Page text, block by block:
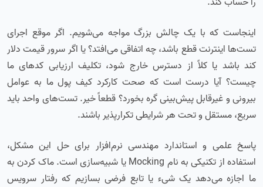
اینجاست که با یک چالش بزرگ مواجه می‌شویم. اگر موقع اجرای
تست‌ها اینترنت قطع باشد، چه اتفاقی می‌افتد؟ یا اگر سرور قیمت دلار
کند باشد یا کلاً از دسترس خارج شود، تکلیف ارزیابی کدهای ما
چیست؟ آیا درست است که صحت کارکرد کیف پول ما به عوامل
بیرونی و غیرقابل پیش‌بینی گره بخورد؟ قطعاً خیر. تست‌های واحد باید
سریع، مستقل و تحت هر شرایطی تکرارپذیر باشند.
پاسخ علمی و استاندارد مهندسی نرم‌افزار برای حل این مشکل،
استفاده از تکنیکی به نام Mocking یا شبیه‌سازی است. ماک کردن به
ما اجازه می‌دهد یک شیء یا تابع فرضی بسازیم که رفتار سرویس